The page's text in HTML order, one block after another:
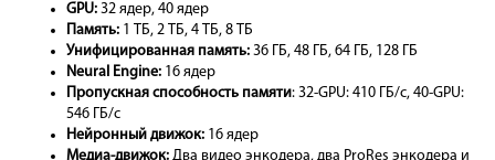
GPU: 32 ядер, 40 ядер
Память: 1 ТБ, 2 ТБ, 4 ТБ, 8 ТБ
Унифицированная память: 36 ГБ, 48 ГБ, 64 ГБ, 128 ГБ
Neural Engine: 16 ядер
Пропускная способность памяти: 32-GPU: 410 ГБ/с, 40-GPU:
546 ГБ/с
Нейронный движок: 16 ядер
Медиа-движок: Два видео энкодера, два ProRes энкодера и